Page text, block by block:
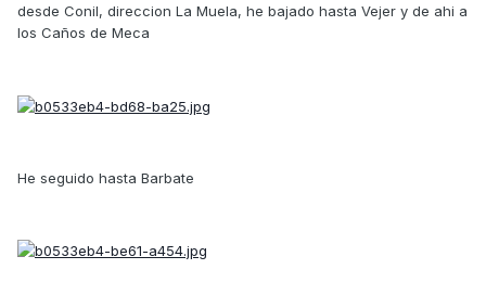
desde Conil, direccion La Muela, he bajado hasta Vejer y de ahi a
los Caños de Meca
He seguido hasta Barbate